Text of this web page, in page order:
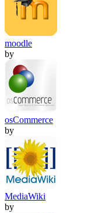
moodle
by
osCommerce
by
MediaWiki
by